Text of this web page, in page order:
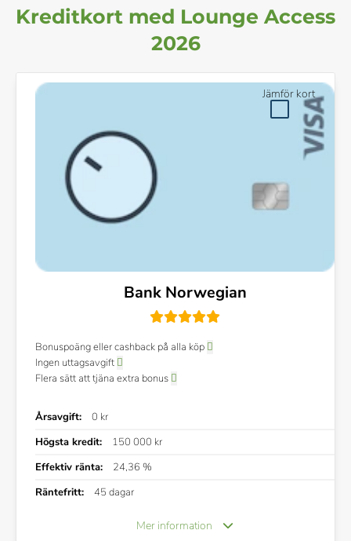
Kreditkort med Lounge Access
2026
Bank Norwegian
Bonuspoäng eller cashback på alla köp
Ingen uttagsavgift
Flera sätt att tjäna extra bonus
Årsavgift:
0 kr
Högsta kredit:
150 000 kr
Effektiv ränta:
24,36 %
Räntefritt:
45 dagar
Mer information
Jämför kort